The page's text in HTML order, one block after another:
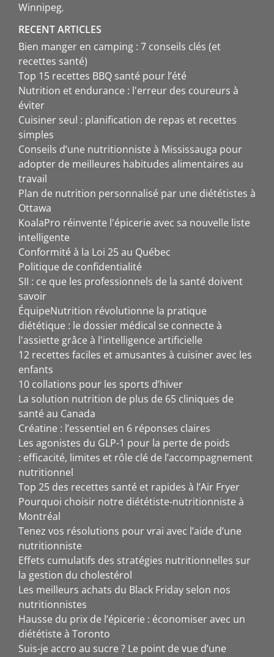
Winnipeg
RECENT ARTICLES
Bien manger en camping : 7 conseils clés (et
recettes santé)
Top 15 recettes BBQ santé pour l’été
Nutrition et endurance : l'erreur des coureurs à
éviter
Cuisiner seul : planification de repas et recettes
simples
Conseils d’une nutritionniste à Mississauga pour
adopter de meilleures habitudes alimentaires au
travail
Plan de nutrition personnalisé par une diététistes à
Ottawa
KoalaPro réinvente l'épicerie avec sa nouvelle liste
intelligente
Conformité à la Loi 25 au Québec
Politique de confidentialité
SII : ce que les professionnels de la santé doivent
savoir
ÉquipeNutrition révolutionne la pratique
diététique : le dossier médical se connecte à
l'assiette grâce à l'intelligence artificielle
12 recettes faciles et amusantes à cuisiner avec les
enfants
10 collations pour les sports d’hiver
La solution nutrition de plus de 65 cliniques de
santé au Canada
Créatine : l’essentiel en 6 réponses claires
Les agonistes du GLP-1 pour la perte de poids
: efficacité, limites et rôle clé de l’accompagnement
nutritionnel
Top 25 des recettes santé et rapides à l’Air Fryer
Pourquoi choisir notre diététiste-nutritionniste à
Montréal
Tenez vos résolutions pour vrai avec l’aide d’une
nutritionniste
Effets cumulatifs des stratégies nutritionnelles sur
la gestion du cholestérol
Les meilleurs achats du Black Friday selon nos
nutritionnistes
Hausse du prix de l’épicerie : économiser avec un
diététiste à Toronto
Suis-je accro au sucre ? Le point de vue d’une